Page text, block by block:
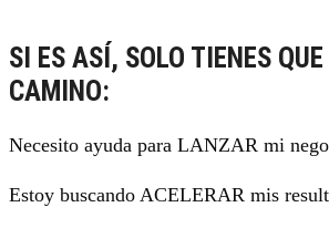
SI ES ASÍ, SOLO TIENES QUE
CAMINO:
Necesito ayuda para LANZAR mi
Estoy buscando ACELERAR mis